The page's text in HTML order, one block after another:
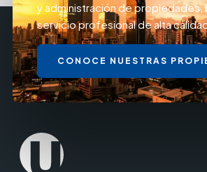
y administración de propiedades,
servicio profesional de alta
CONOCE NUESTRAS